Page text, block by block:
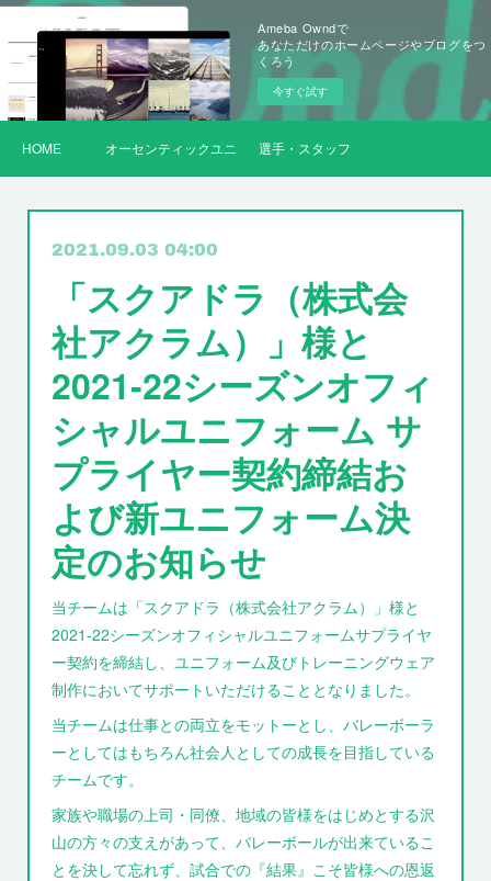
Ameba Owndで
あなただけのホームページやブログをつ
くろう
今すぐ試す
HOME オーセンティックユニフォーム選手・スタッフ
2021.09.03 04:00
「スクアドラ（株式会
社アクラム）」様と
2021-22シーズンオフィ
シャルユニフォーム サ
プライヤー契約締結お
よび新ユニフォーム決
定のお知らせ
当チームは「スクアドラ（株式会社アクラム）」様と
2021-22シーズンオフィシャルユニフォームサプライヤ
ー契約を締結し、ユニフォーム及びトレーニングウェア
制作においてサポートいただけることとなりました。
当チームは仕事との両立をモットーとし、バレーボーラ
ーとしてはもちろん社会人としての成長を目指している
チームです。
家族や職場の上司・同僚、地域の皆様をはじめとする沢
山の方々の支えがあって、バレーボールが出来ているこ
とを決して忘れず、試合での『結果』こそ皆様への恩返